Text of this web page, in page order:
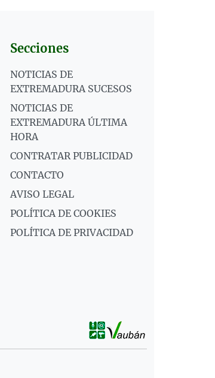
Secciones
NOTICIAS DE
EXTREMADURA SUCESOS
NOTICIAS DE
EXTREMADURA ÚLTIMA
HORA
CONTRATAR PUBLICIDAD
CONTACTO
AVISO LEGAL
POLÍTICA DE COOKIES
POLÍTICA DE PRIVACIDAD